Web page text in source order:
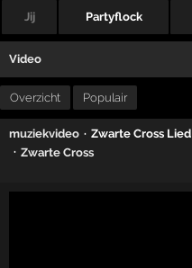
Jij Partyflock
Video
Overzicht Populair
muziekvideo · Zwarte Cross Lied
· Zwarte Cross